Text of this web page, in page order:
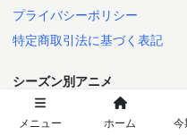
プライバシーポリシー
特定商取引法に基づく表記
シーズン別アニメ
2026年秋
メニュー ホーム 今